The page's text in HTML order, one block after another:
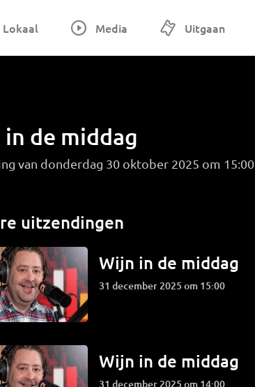
Lokaal Media Uitgaan
de middag
van donderdag 30 oktober 2025 om 15:00
uitzendingen
Wijn in de middag
31 december 2025 om 15:00
Wijn in de middag
31 december 2025 om 14:00